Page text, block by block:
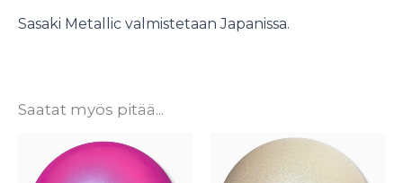
Sasaki Metallic valmistetaan Japanissa.
Saatat myös pitää...